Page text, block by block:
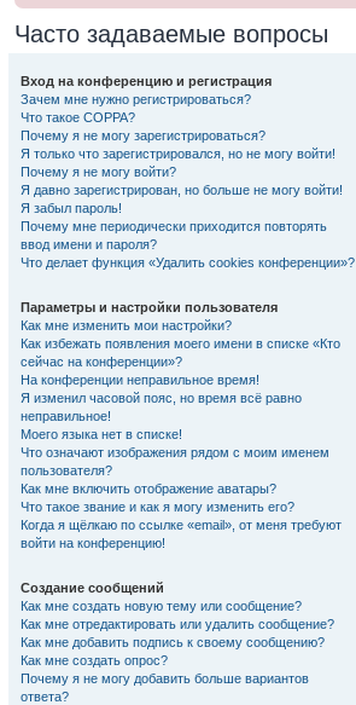
Часто задаваемые вопросы
Вход на конференцию и регистрация
Зачем мне нужно регистрироваться?
Что такое COPPA?
Почему я не могу зарегистрироваться?
Я только что зарегистрировался, но не могу войти!
Почему я не могу войти?
Я давно зарегистрирован, но больше не могу войти!
Я забыл пароль!
Почему мне периодически приходится повторять
ввод имени и пароля?
Что делает функция «Удалить cookies конференции»?
Параметры и настройки пользователя
Как мне изменить мои настройки?
Как избежать появления моего имени в списке «Кто
сейчас на конференции»?
На конференции неправильное время!
Я изменил часовой пояс, но время всё равно
неправильное!
Моего языка нет в списке!
Что означают изображения рядом с моим именем
пользователя?
Как мне включить отображение аватары?
Что такое звание и как я могу изменить его?
Когда я щёлкаю по ссылке «email», от меня требуют
войти на конференцию!
Создание сообщений
Как мне создать новую тему или сообщение?
Как мне отредактировать или удалить сообщение?
Как мне добавить подпись к своему сообщению?
Как мне создать опрос?
Почему я не могу добавить больше вариантов
ответа?